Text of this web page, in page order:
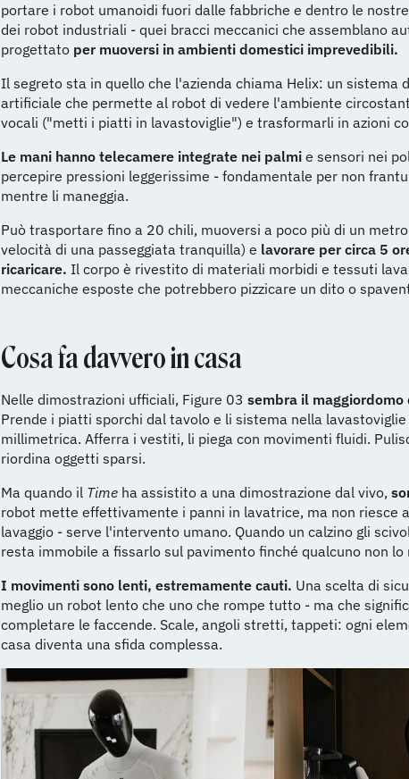
portare i robot umanoidi fuori dalle fabbriche e dentro le
dei robot industriali - quei bracci meccanici che assemblano
progettato per muoversi in ambienti domestici imprevedibili.
Il segreto sta in quello che l'azienda chiama Helix: un sistema
artificiale che permette al robot di vedere l'ambiente
vocali ("metti i piatti in lavastoviglie") e trasformarli in azioni
Le mani hanno telecamere integrate nei palmi e sensori nei
percepire pressioni leggerissime - fondamentale per non
mentre li maneggia.
Può trasportare fino a 20 chili, muoversi a poco più di un
velocità di una passeggiata tranquilla) e lavorare per circa 5
ricaricare. Il corpo è rivestito di materiali morbidi e tessuti
meccaniche esposte che potrebbero pizzicare un dito o
Cosa fa davvero in casa
Nelle dimostrazioni ufficiali, Figure 03 sembra il
Prende i piatti sporchi dal tavolo e li sistema nella
millimetrica. Afferra i vestiti, li piega con movimenti fluidi.
riordina oggetti sparsi.
Ma quando il Time ha assistito a una dimostrazione dal vivo,
robot mette effettivamente i panni in lavatrice, ma non riesce
lavaggio - serve l'intervento umano. Quando un calzino gli
resta immobile a fissarlo sul pavimento finché qualcuno non lo
I movimenti sono lenti, estremamente cauti. Una scelta di
meglio un robot lento che uno che rompe tutto - ma che
completare le faccende. Scale, angoli stretti, tappeti: ogni
casa diventa una sfida complessa.